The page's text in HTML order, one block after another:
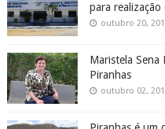
para
outubro 20,
Maristela Sena
Piranhas
outubro 02,